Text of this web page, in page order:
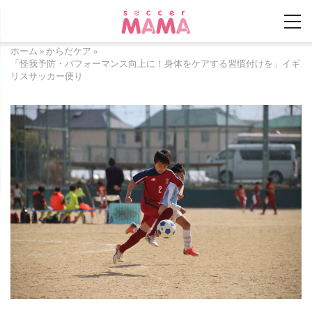
ホーム » からだケア »
「怪我予防・パフォーマンス向上に！身体をケアする習慣付けを」イギ
リスサッカー便り